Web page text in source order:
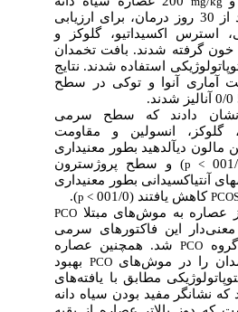
دریافت کردند. بعد از 30 روز درمان، برای ارزیابی
اکسیداتیو، گلوکز و
گرفته شدند. بافت تخمدان
استفاده شدند. نتایج
آماری آنوا و توکی در سطح
نشان دادند که سطح سرمی
انسولین و مقاومت
دی آلدهید بطور معنیداری
>
p ) و سطح پروژسترون
آنتیاکسیدانی بطور معنیداری
کاهش یافتند (001/0 >
p
).
عصاره به موشهای مبتلاPCO
دار این فاکتورهای سرمی
PCO شد. همچنین عصاره
را در موشهایPCO بهبود
مطابق با یافتههای
نشانگر مفید بودن سیاه دانه